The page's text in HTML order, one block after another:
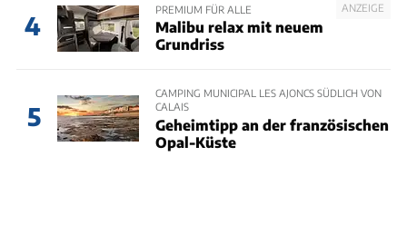
4
ANZEIGE
PREMIUM FÜR ALLE
Malibu relax mit neuem
Grundriss
5
CAMPING MUNICIPAL LES AJONCS SÜDLICH VON
CALAIS
Geheimtipp an der französischen
Opal-Küste